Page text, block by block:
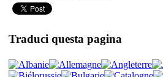
Traduci questa pagina